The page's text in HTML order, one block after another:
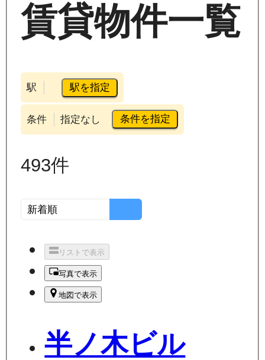
賃貸物件一覧
駅 駅を指定
条件 指定なし 条件を指定
493件
リストで表示
写真で表示
地図で表示
半ノ木ビル